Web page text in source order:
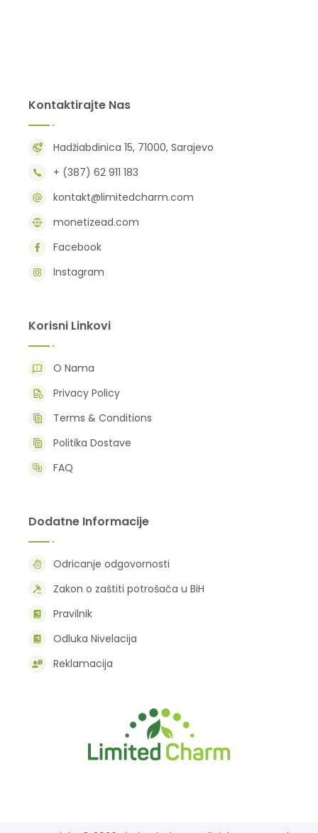
Kontaktirajte Nas
Hadžiabdinica 15, 71000, Sarajevo
+ (387) 62 911 183
kontakt@limitedcharm.com
monetizead.com
Facebook
Instagram
Korisni Linkovi
O Nama
Privacy Policy
Terms & Conditions
Politika Dostave
FAQ
Dodatne Informacije
Odricanje odgovornosti
Zakon o zaštiti potrošača u BiH
Pravilnik
Odluka Nivelacija
Reklamacija